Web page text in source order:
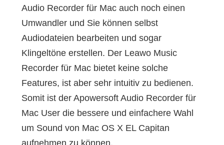
Audio Recorder für Mac auch noch einen
Umwandler und Sie können selbst
Audiodateien bearbeiten und sogar
Klingeltöne erstellen. Der Leawo Music
Recorder für Mac bietet keine solche
Features, ist aber sehr intuitiv zu bedienen.
Somit ist der Apowersoft Audio Recorder für
Mac User die bessere und einfachere Wahl
um Sound von Mac OS X EL Capitan